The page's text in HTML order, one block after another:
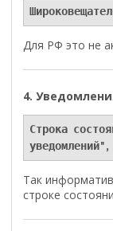
Для РФ это не
4.
Строка
Так
строке